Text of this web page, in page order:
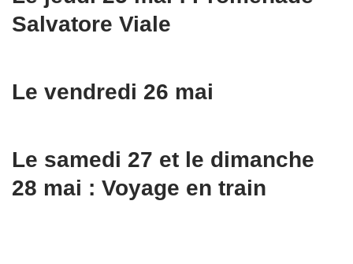
Salvatore Viale
Le vendredi 26 mai
Le samedi 27 et le dimanche
28 mai : Voyage en train